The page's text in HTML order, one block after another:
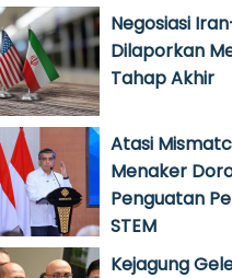
Negosiasi
Dilaporkan
Tahap Akhir
Atasi
Menaker
Penguatan
STEM
Kejagung